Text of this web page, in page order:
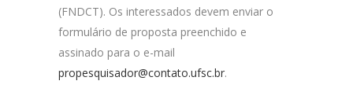
(FNDCT). Os interessados devem enviar o
formulário de proposta preenchido e
assinado para o e-mail
propesquisador@contato.ufsc.br.